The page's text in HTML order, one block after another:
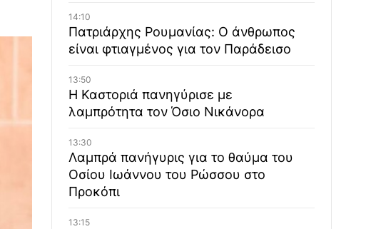
14:10
Πατριάρχης Ρουμανίας: Ο άνθρωπος
είναι φτιαγμένος για τον Παράδεισο
13:50
Η Καστοριά πανηγύρισε με
λαμπρότητα τον Όσιο Νικάνορα
13:30
Λαμπρά πανήγυρις για το θαύμα του
Οσίου Ιωάννου του Ρώσσου στο
Προκόπι
13:15